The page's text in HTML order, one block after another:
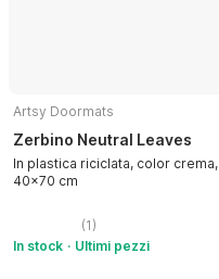
Artsy Doormats
Zerbino Neutral Leaves
In plastica riciclata, color crema,
40x70 cm
(1 )
In stock
Ultimi pezzi